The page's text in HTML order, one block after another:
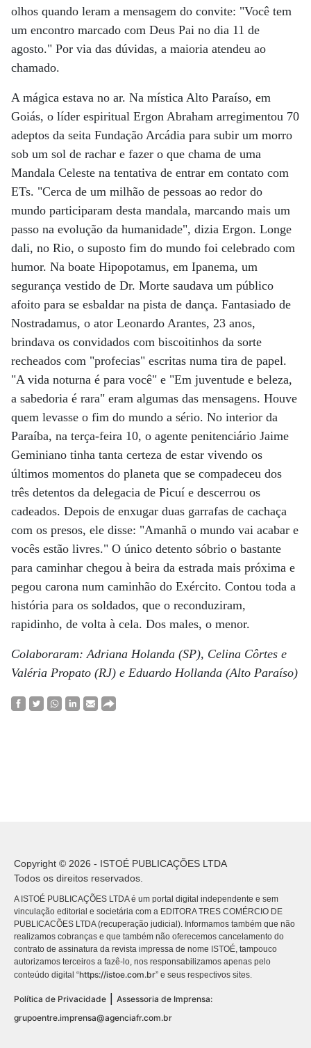
olhos quando leram a mensagem do convite: "Você tem
um encontro marcado com Deus Pai no dia 11 de
agosto." Por via das dúvidas, a maioria atendeu ao
chamado.
A mágica estava no ar. Na mística Alto Paraíso, em
Goiás, o líder espiritual Ergon Abraham arregimentou 70
adeptos da seita Fundação Arcádia para subir um morro
sob um sol de rachar e fazer o que chama de uma
Mandala Celeste na tentativa de entrar em contato com
ETs. "Cerca de um milhão de pessoas ao redor do
mundo participaram desta mandala, marcando mais um
passo na evolução da humanidade", dizia Ergon. Longe
dali, no Rio, o suposto fim do mundo foi celebrado com
humor. Na boate Hipopotamus, em Ipanema, um
segurança vestido de Dr. Morte saudava um público
afoito para se esbaldar na pista de dança. Fantasiado de
Nostradamus, o ator Leonardo Arantes, 23 anos,
brindava os convidados com biscoitinhos da sorte
recheados com "profecias" escritas numa tira de papel.
"A vida noturna é para você" e "Em juventude e beleza,
a sabedoria é rara" eram algumas das mensagens. Houve
quem levasse o fim do mundo a sério. No interior da
Paraíba, na terça-feira 10, o agente penitenciário Jaime
Geminiano tinha tanta certeza de estar vivendo os
últimos momentos do planeta que se compadeceu dos
três detentos da delegacia de Picuí e descerrou os
cadeados. Depois de enxugar duas garrafas de cachaça
com os presos, ele disse: "Amanhã o mundo vai acabar e
vocês estão livres." O único detento sóbrio o bastante
para caminhar chegou à beira da estrada mais próxima e
pegou carona num caminhão do Exército. Contou toda a
história para os soldados, que o reconduziram,
rapidinho, de volta à cela. Dos males, o menor.
Colaboraram: Adriana Holanda (SP), Celina Côrtes e
Valéria Propato (RJ) e Eduardo Hollanda (Alto Paraíso)
Copyright © 2026 - ISTOÉ PUBLICAÇÕES LTDA
Todos os direitos reservados.
A ISTOÉ PUBLICAÇÕES LTDA é um portal digital independente e sem
vinculação editorial e societária com a EDITORA TRES COMÉRCIO DE
PUBLICACÕES LTDA (recuperação judicial). Informamos também que não
realizamos cobranças e que também não oferecemos cancelamento do
contrato de assinatura da revista impressa de nome ISTOÉ, tampouco
autorizamos terceiros a fazê-lo, nos responsabilizamos apenas pelo
conteúdo digital “https://istoe.com.br” e seus respectivos sites.
Política de Privacidade
Assessoria de Imprensa:
grupoentre.imprensa@agenciafr.com.br